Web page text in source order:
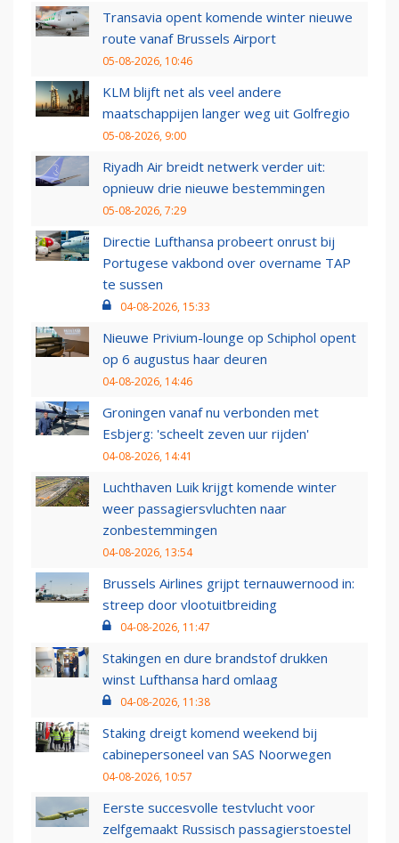
Transavia opent komende winter nieuwe
route vanaf Brussels Airport
05-08-2026, 10:46
KLM blijft net als veel andere
maatschappijen langer weg uit Golfregio
05-08-2026, 9:00
Riyadh Air breidt netwerk verder uit:
opnieuw drie nieuwe bestemmingen
05-08-2026, 7:29
Directie Lufthansa probeert onrust bij
Portugese vakbond over overname TAP
te sussen
04-08-2026, 15:33
Nieuwe Privium-lounge op Schiphol opent
op 6 augustus haar deuren
04-08-2026, 14:46
Groningen vanaf nu verbonden met
Esbjerg: 'scheelt zeven uur rijden'
04-08-2026, 14:41
Luchthaven Luik krijgt komende winter
weer passagiersvluchten naar
zonbestemmingen
04-08-2026, 13:54
Brussels Airlines grijpt ternauwernood in:
streep door vlootuitbreiding
04-08-2026, 11:47
Stakingen en dure brandstof drukken
winst Lufthansa hard omlaag
04-08-2026, 11:38
Staking dreigt komend weekend bij
cabinepersoneel van SAS Noorwegen
04-08-2026, 10:57
Eerste succesvolle testvlucht voor
zelfgemaakt Russisch passagierstoestel